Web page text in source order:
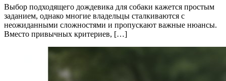
Выбор подходящего дождевика для собаки кажется простым
заданием, однако многие владельцы сталкиваются с
неожиданными сложностями и пропускают важные нюансы.
Вместо привычных критериев, […]